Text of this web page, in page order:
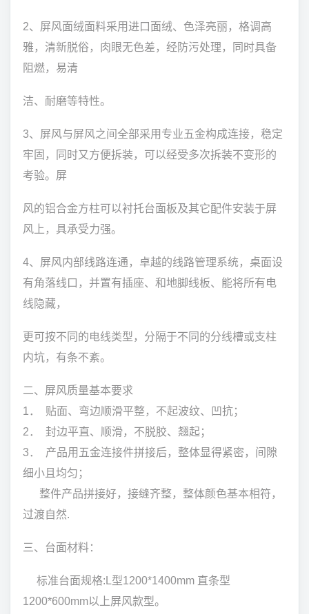
2、屏风面绒面料采用进口面绒、色泽亮丽，格调高
雅，清新脱俗，肉眼无色差，经防污处理，同时具备
阻燃，易清
洁、耐磨等特性。
3、屏风与屏风之间全部采用专业五金构成连接，稳定
牢固，同时又方便拆装，可以经受多次拆装不变形的
考验。屏
风的铝合金方柱可以衬托台面板及其它配件安装于屏
风上，具承受力强。
4、屏风内部线路连通，卓越的线路管理系统，桌面设
有角落线口，并置有插座、和地脚线板、能将所有电
线隐藏，
更可按不同的电线类型，分隔于不同的分线槽或支柱
内坑，有条不紊。
二、屏风质量基本要求
1． 贴面、弯边顺滑平整，不起波纹、凹抗；
2． 封边平直、顺滑，不脱胶、翘起；
3． 产品用五金连接件拼接后，整体显得紧密，间隙
细小且均匀；
整件产品拼接好，接缝齐整，整体颜色基本相符，
过渡自然.
三、台面材料：
标准台面规格:L型1200*1400mm 直条型
1200*600mm以上屏风款型。